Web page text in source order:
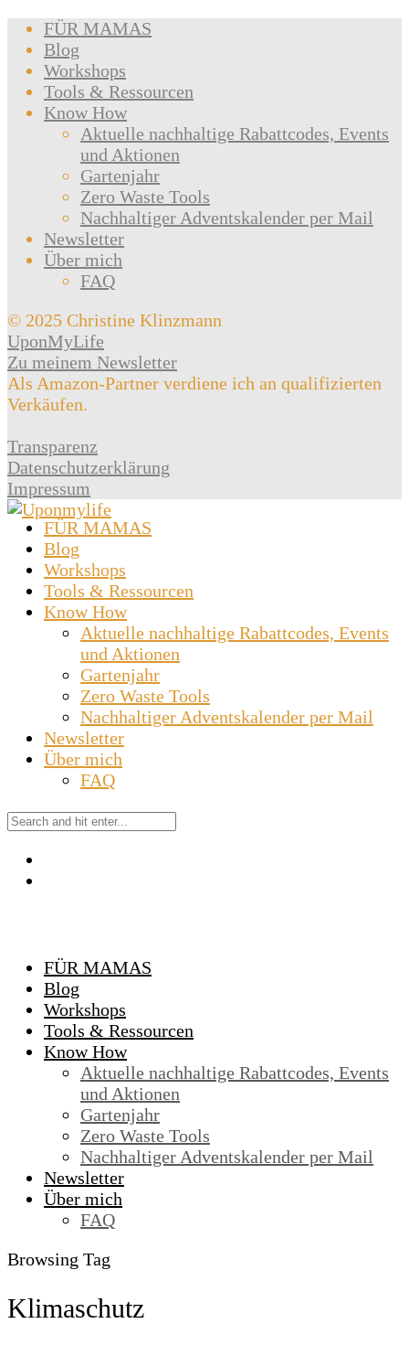
FÜR MAMAS
Blog
Workshops
Tools & Ressourcen
Know How
Aktuelle nachhaltige Rabattcodes, Events
und Aktionen
Gartenjahr
Zero Waste Tools
Nachhaltiger Adventskalender per Mail
Newsletter
Über mich
FAQ
© 2025 Christine Klinzmann
UponMyLife
Zu meinem Newsletter
Als Amazon-Partner verdiene ich an qualifizierten
Verkäufen.
Transparenz
Datenschutzerklärung
Impressum
FÜR MAMAS
Blog
Workshops
Tools & Ressourcen
Know How
Aktuelle nachhaltige Rabattcodes, Events
und Aktionen
Gartenjahr
Zero Waste Tools
Nachhaltiger Adventskalender per Mail
Newsletter
Über mich
FAQ
FÜR MAMAS
Blog
Workshops
Tools & Ressourcen
Know How
Aktuelle nachhaltige Rabattcodes, Events
und Aktionen
Gartenjahr
Zero Waste Tools
Nachhaltiger Adventskalender per Mail
Newsletter
Über mich
FAQ
Browsing Tag
Klimaschutz